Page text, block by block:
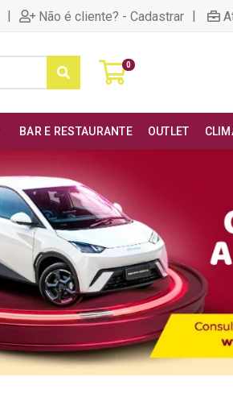
| Não é cliente? - Cadastrar |
0
BAR E RESTAURANTE OUTLET